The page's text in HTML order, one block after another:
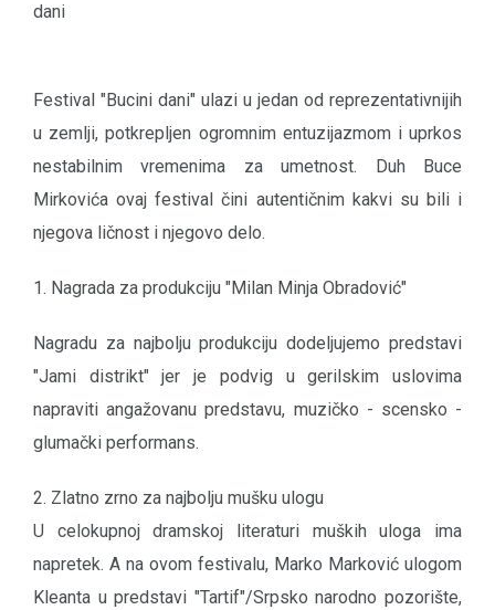
dani
Festival "Bucini dani" ulazi u jedan od reprezentativnijih
u zemlji, potkrepljen ogromnim entuzijazmom i uprkos
nestabilnim vremenima za umetnost. Duh Buce
Mirkovića ovaj festival čini autentičnim kakvi su bili i
njegova ličnost i njegovo delo.
1. Nagrada za produkciju "Milan Minja Obradović"
Nagradu za najbolju produkciju dodeljujemo predstavi
"Jami distrikt" jer je podvig u gerilskim uslovima
napraviti angažovanu predstavu, muzičko - scensko -
glumački performans.
2. Zlatno zrno za najbolju mušku ulogu
U celokupnoj dramskoj literaturi muških uloga ima
napretek. A na ovom festivalu, Marko Marković ulogom
Kleanta u predstavi "Tartif"/Srpsko narodno pozorište,